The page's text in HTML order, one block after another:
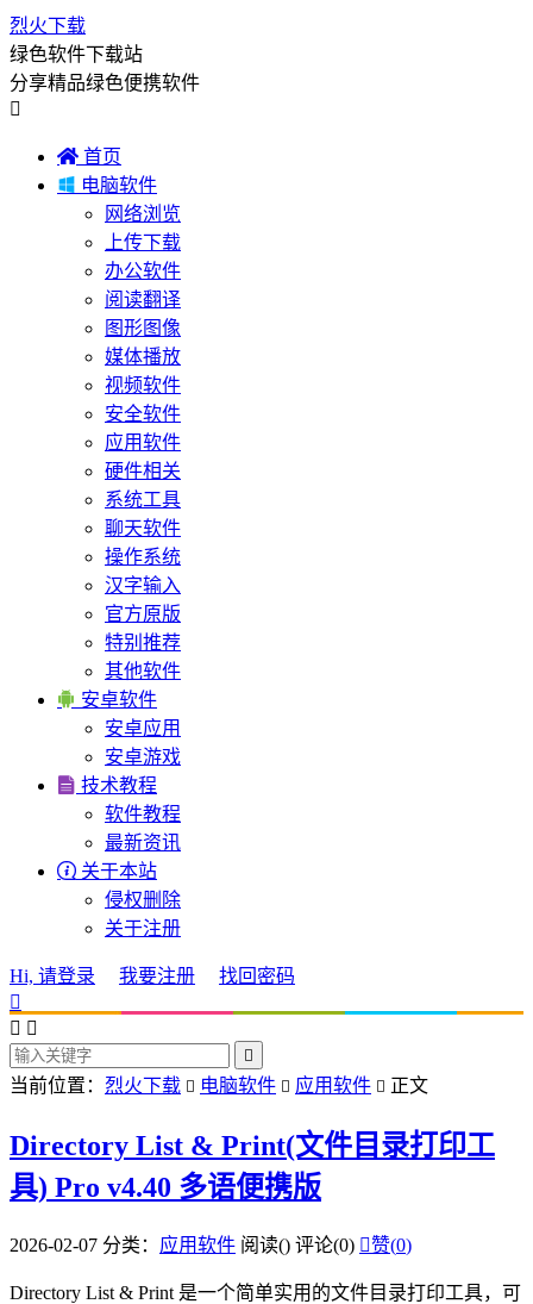
烈火下载
绿色软件下载站
分享精品绿色便携软件

 首页
 电脑软件
网络浏览
上传下载
办公软件
阅读翻译
图形图像
媒体播放
视频软件
安全软件
应用软件
硬件相关
系统工具
聊天软件
操作系统
汉字输入
官方原版
特别推荐
其他软件
 安卓软件
安卓应用
安卓游戏
 技术教程
软件教程
最新资讯
 关于本站
侵权删除
关于注册
Hi, 请登录 我要注册
找回密码

 

当前位置： 烈火下载  电脑软件  应用软件  正文
Directory List & Print(文件目录打印工
具) Pro v4.40 多语便携版
2026-02-07 分类： 应用软件 阅读() 评论(0) 赞(0)
Directory List & Print 是一个简单实用的文件目录打印工具，可